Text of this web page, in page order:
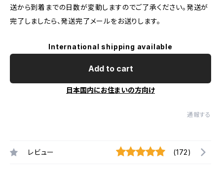
送から到着までの日数が変動しますのでご了承ください。発送が
完了しましたら、発送完了メールをお送りします。
International shipping available
Add to cart
日本国内にお住まいの方向け
通報する
レビュー (172)